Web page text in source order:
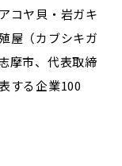
ア
コヤ貝・岩ガキ
屋（カブシキガ
摩市、代表取締
する企業100